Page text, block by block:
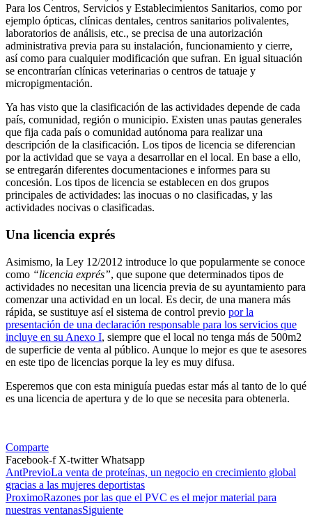
Para los Centros, Servicios y Establecimientos Sanitarios, como por
ejemplo ópticas, clínicas dentales, centros sanitarios polivalentes,
laboratorios de análisis, etc., se precisa de una autorización
administrativa previa para su instalación, funcionamiento y cierre,
así como para cualquier modificación que sufran. En igual situación
se encontrarían clínicas veterinarias o centros de tatuaje y
micropigmentación.
Ya has visto que la clasificación de las actividades depende de cada
país, comunidad, región o municipio. Existen unas pautas generales
que fija cada país o comunidad autónoma para realizar una
descripción de la clasificación. Los tipos de licencia se diferencian
por la actividad que se vaya a desarrollar en el local. En base a ello,
se entregarán diferentes documentaciones e informes para su
concesión. Los tipos de licencia se establecen en dos grupos
principales de actividades: las inocuas o no clasificadas, y las
actividades nocivas o clasificadas.
Una licencia exprés
Asimismo, la Ley 12/2012 introduce lo que popularmente se conoce
como “licencia exprés”, que supone que determinados tipos de
actividades no necesitan una licencia previa de su ayuntamiento para
comenzar una actividad en un local. Es decir, de una manera más
rápida, se sustituye así el sistema de control previo por la
presentación de una declaración responsable para los servicios que
incluye en su Anexo I, siempre que el local no tenga más de 500m2
de superficie de venta al público. Aunque lo mejor es que te asesores
en este tipo de licencias porque la ley es muy difusa.
Esperemos que con esta miniguía puedas estar más al tanto de lo qué
es una licencia de apertura y de lo que se necesita para obtenerla.
Comparte
Facebook-f X-twitter Whatsapp
AntPrevioLa venta de proteínas, un negocio en crecimiento global
gracias a las mujeres deportistas
ProximoRazones por las que el PVC es el mejor material para
nuestras ventanasSiguiente